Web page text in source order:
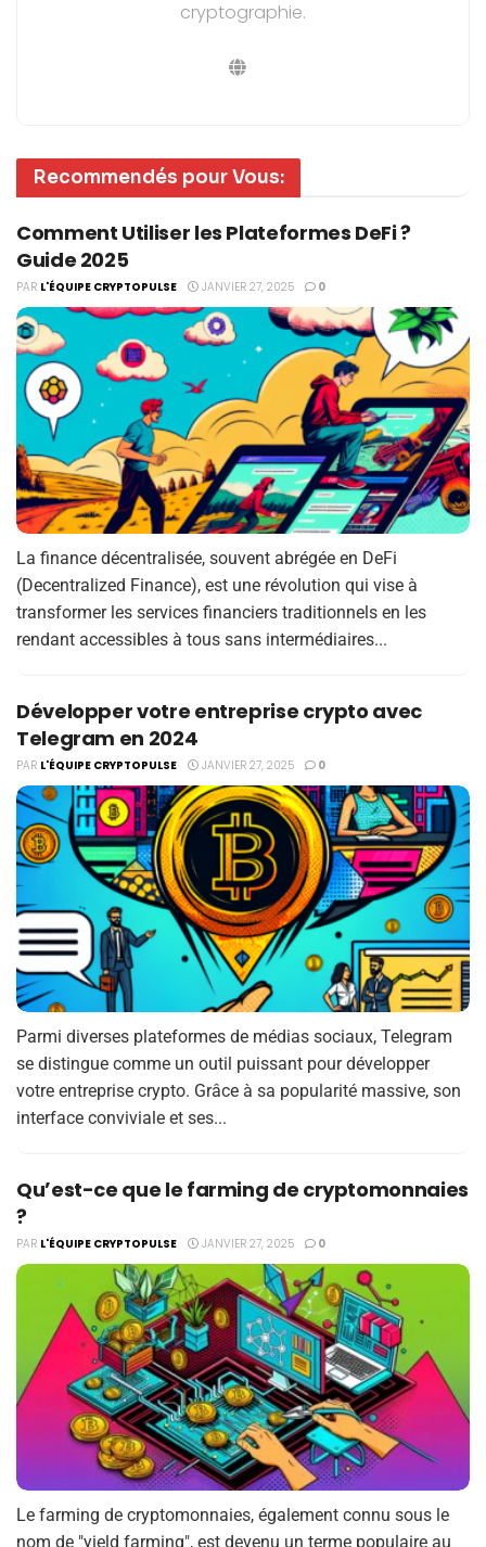
cryptographie.
Recommendés pour Vous:
Comment Utiliser les Plateformes DeFi ?
Guide 2025
PAR L'ÉQUIPE CRYPTOPULSE JANVIER 27, 2025 0
La finance décentralisée, souvent abrégée en DeFi
(Decentralized Finance), est une révolution qui vise à
transformer les services financiers traditionnels en les
rendant accessibles à tous sans intermédiaires...
Développer votre entreprise crypto avec
Telegram en 2024
PAR L'ÉQUIPE CRYPTOPULSE JANVIER 27, 2025 0
Parmi diverses plateformes de médias sociaux, Telegram
se distingue comme un outil puissant pour développer
votre entreprise crypto. Grâce à sa popularité massive, son
interface conviviale et ses...
Quʼest-ce que le farming de cryptomonnaies
?
PAR L'ÉQUIPE CRYPTOPULSE JANVIER 27, 2025 0
Le farming de cryptomonnaies, également connu sous le
nom de "yield farming", est devenu un terme populaire au